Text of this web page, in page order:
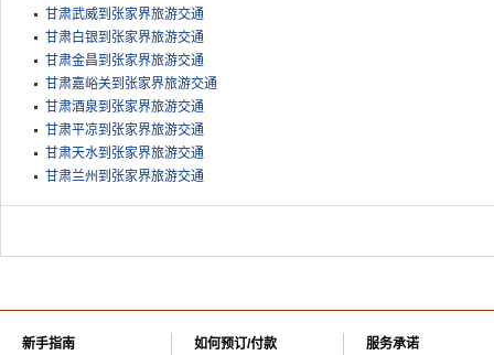
甘肃武威到张家界旅游交通
甘肃白银到张家界旅游交通
甘肃金昌到张家界旅游交通
甘肃嘉峪关到张家界旅游交通
甘肃酒泉到张家界旅游交通
甘肃平凉到张家界旅游交通
甘肃天水到张家界旅游交通
甘肃兰州到张家界旅游交通
新手指南
如何预订/付款
服务承诺